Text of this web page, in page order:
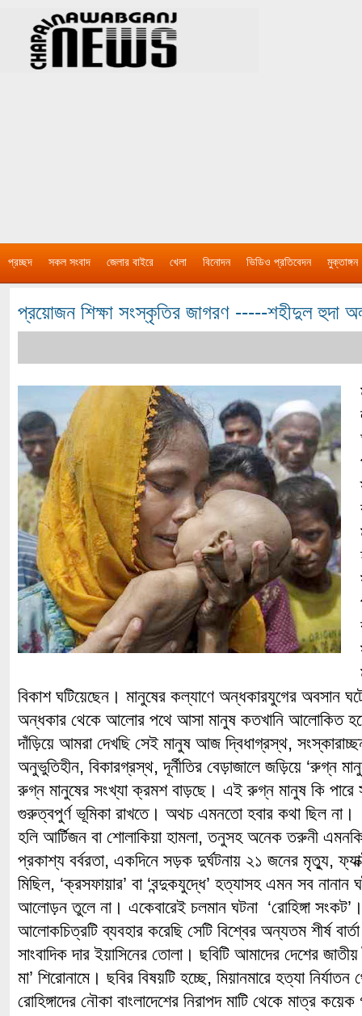
প্রচ্ছদ সকল সংবাদ জেলার বাইরে খেলা বিনোদন ভিডিও প্রতিবেদন মুক্তাঙ্গন
প্রয়োজন শিক্ষা সংস্কৃতির জাগরণ -----শহীদুল হুদা
বিকাশ ঘটিয়েছেন। মানুষের কল্যাণে অন্ধকারযুগের অবসান
অন্ধকার থেকে আলোর পথে আসা মানুষ কতখানি আলোকিত
দাঁড়িয়ে আমরা দেখছি সেই মানুষ আজ দ্বিধাগ্রস্থ,
অনুভুতিহীন, বিকারগ্রস্থ, দূর্নীতির বেড়াজালে জড়িয়ে ‘রুগ্ন
রুগ্ন মানুষের সংখ্যা ক্রমশ বাড়ছে। এই রুগ্ন মানুষ কি পারে
গুরুত্বপুর্ণ ভূমিকা রাখতে। অথচ এমনতো হবার কথা ছিল না।
হলি আর্টিজন বা শোলাকিয়া হামলা, তনুসহ অনেক তরুনী
প্রকাশ্য বর্বরতা, একদিনে সড়ক দুর্ঘটনায় ২১ জনের মৃত্যু,
মিছিল, ‘ক্রসফায়ার’ বা ‘বন্দুকযুদ্ধে’ হত্যাসহ এমন সব
আলোড়ন তুলে না। একেবারেই চলমান ঘটনা ‘রোহিঙ্গা
আলোকচিত্রটি ব্যবহার করেছি সেটি বিশ্বের অন্যতম শীর্ষ
সাংবাদিক দার ইয়াসিনের তোলা। ছবিটি আমাদের দেশের জাতীয়
মা’ শিরোনামে। ছবির বিষয়টি হচ্ছে, মিয়ানমারে হত্যা
রোহিঙ্গাদের নৌকা বাংলাদেশের নিরাপদ মাটি থেকে মাত্র